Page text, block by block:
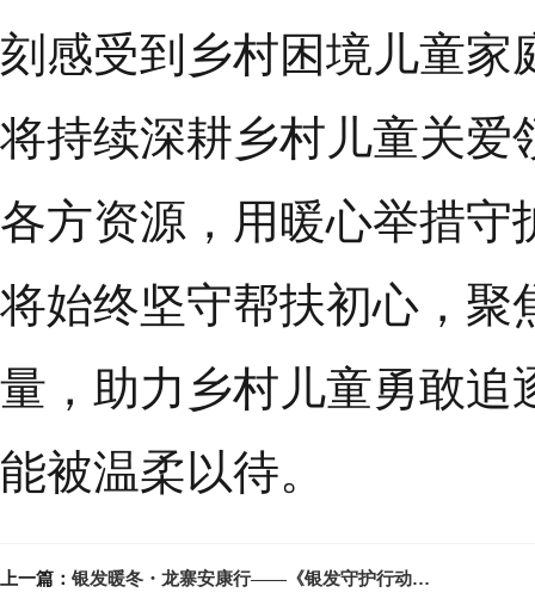
刻感受到乡村困境儿童家
将持续深耕乡村儿童关爱
各方资源，用暖心举措守
将始终坚守帮扶初心，聚
量，助力乡村儿童勇敢追
能被温柔以待。
上一篇： 银发暖冬・龙寨安康行——《银发守护行动》进展